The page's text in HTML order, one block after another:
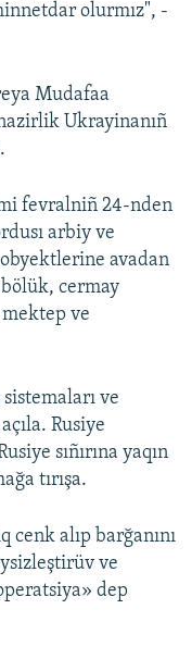
olurmız", -
Mudafaa
Ukrayinanıñ
fevralniñ 24-nden
arbiy ve
avadan
cermay
mektep ve
ve
Rusiye
sıñırına yaqın
tırışa.
cenk alıp barğanını
ve
dep